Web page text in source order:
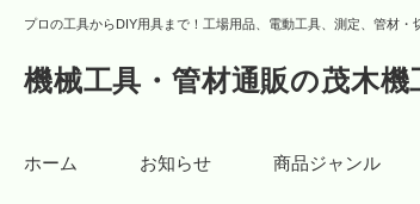
プロの工具からDIY用具まで！工場用品、電動工具、測定、管材
機械工具・管材通販の茂木機
ホーム お知らせ 商品ジャンル